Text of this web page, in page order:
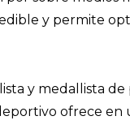
y permite
y medallista de
ofrece